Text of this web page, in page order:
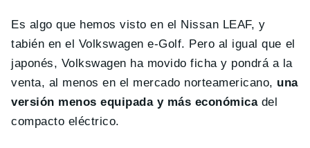
Es algo que hemos visto en el Nissan LEAF, y
tabién en el Volkswagen e-Golf. Pero al igual que el
japonés, Volkswagen ha movido ficha y pondrá a la
venta, al menos en el mercado norteamericano, una
versión menos equipada y más económicadel
compacto eléctrico.